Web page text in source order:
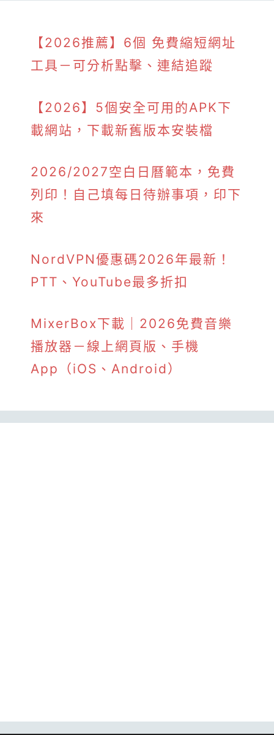
【2026推薦】6個 免費縮短網址
工具－可分析點擊、連結追蹤
【2026】5個安全可用的APK下
載網站，下載新舊版本安裝檔
2026/2027空白日曆範本，免費
列印！自己填每日待辦事項，印下
來
NordVPN優惠碼2026年最新！
PTT、YouTube最多折扣
MixerBox下載｜2026免費音樂
播放器－線上網頁版、手機
App（iOS、Android）